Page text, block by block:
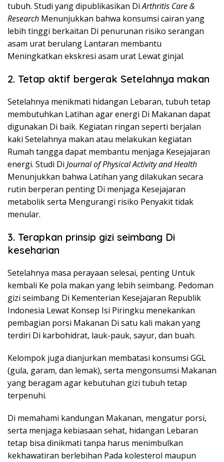
tubuh. Studi yang dipublikasikan DiArthritis Care &
Research Menunjukkan bahwa konsumsi cairan yang
lebih tinggi berkaitan Di penurunan risiko serangan
asam urat berulang Lantaran membantu
Meningkatkan ekskresi asam urat Lewat ginjal.
2. Tetap aktif bergerak Setelahnya makan
Setelahnya menikmati hidangan Lebaran, tubuh tetap
membutuhkan Latihan agar energi Di Makanan dapat
digunakan Di baik. Kegiatan ringan seperti berjalan
kaki Setelahnya makan atau melakukan kegiatan
Rumah tangga dapat membantu menjaga Kesejajaran
energi. Studi Di Journal of Physical Activity and Health
Menunjukkan bahwa Latihan yang dilakukan secara
rutin berperan penting Di menjaga Kesejajaran
metabolik serta Mengurangi risiko Penyakit tidak
menular.
3. Terapkan prinsip gizi seimbang Di
keseharian
Setelahnya masa perayaan selesai, penting Untuk
kembali Ke pola makan yang lebih seimbang. Pedoman
gizi seimbang Di Kementerian Kesejajaran Republik
Indonesia Lewat Konsep Isi Piringku menekankan
pembagian porsi Makanan Di satu kali makan yang
terdiri Di karbohidrat, lauk-pauk, sayur, dan buah.
Kelompok juga dianjurkan membatasi konsumsi GGL
(gula, garam, dan lemak), serta mengonsumsi Makanan
yang beragam agar kebutuhan gizi tubuh tetap
terpenuhi.
Di memahami kandungan Makanan, mengatur porsi,
serta menjaga kebiasaan sehat, hidangan Lebaran
tetap bisa dinikmati tanpa harus menimbulkan
kekhawatiran berlebihan Pada kolesterol maupun